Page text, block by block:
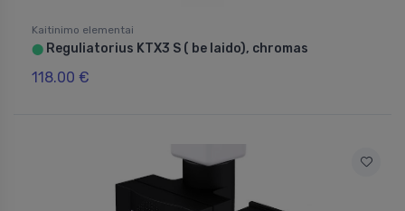
Kaitinimo elementai
⬤ Reguliatorius KTX3 S ( be laido), chromas
118.00 €